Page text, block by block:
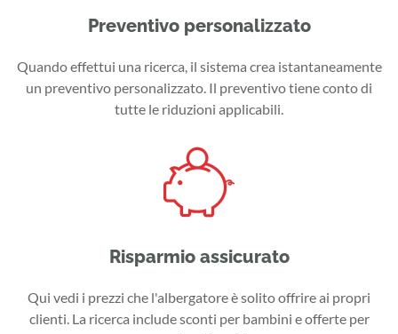
Preventivo personalizzato
Quando effettui una ricerca, il sistema crea istantaneamente
un preventivo personalizzato. Il preventivo tiene conto di
tutte le riduzioni applicabili.
Risparmio assicurato
Qui vedi i prezzi che l'albergatore è solito offrire ai propri
clienti. La ricerca include sconti per bambini e offerte per